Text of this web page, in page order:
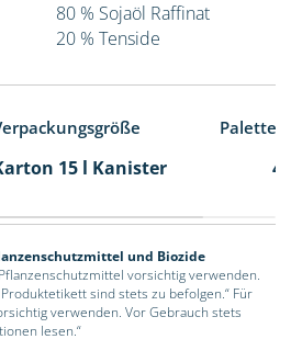
80 % Sojaöl Raffinat
20 % Tenside
15 l Kanister 48
und Biozide
vorsichtig verwenden.
sind stets zu befolgen.“ Für
verwenden. Vor Gebrauch stets
lesen.“